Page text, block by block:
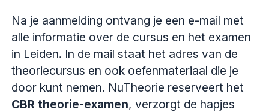
Na je aanmelding ontvang je een e-mail met
alle informatie over de cursus en het examen
in Leiden. In de mail staat het adres van de
theoriecursus en ook oefenmateriaal die je
door kunt nemen. NuTheorie reserveert het
CBR theorie-examen, verzorgt de hapjes